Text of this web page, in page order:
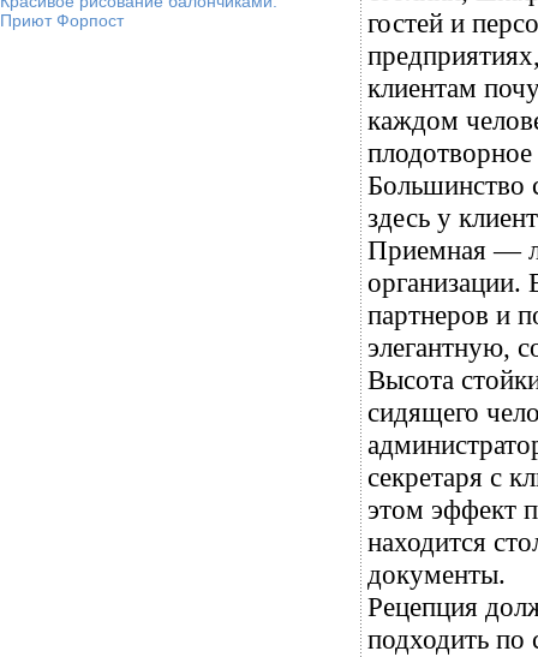
Приют Форпост
гостей и
клиентам
каждом
Большинство
здесь у
Приемная —
организации.
партнеров и
элегантную,
Высота
сидящего
секретаря с
этом эффект
находится
документы.
Рецепция
подходить по